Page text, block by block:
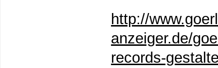
http://
anzeiger.de/
records-